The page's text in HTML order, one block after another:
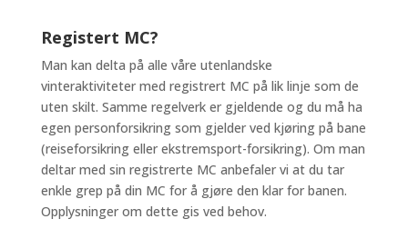
Registert MC?
Man kan delta på alle våre utenlandske
vinteraktiviteter med registrert MC på lik linje som de
uten skilt. Samme regelverk er gjeldende og du må ha
egen personforsikring som gjelder ved kjøring på bane
(reiseforsikring eller ekstremsport-forsikring). Om man
deltar med sin registrerte MC anbefaler vi at du tar
enkle grep på din MC for å gjøre den klar for banen.
Opplysninger om dette gis ved behov.